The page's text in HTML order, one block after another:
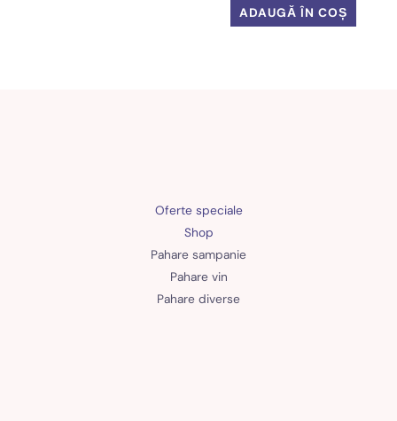
a
este:
ADAUGĂ ÎN COȘ
Oferte speciale
Shop
Pahare sampanie
Pahare vin
Pahare diverse